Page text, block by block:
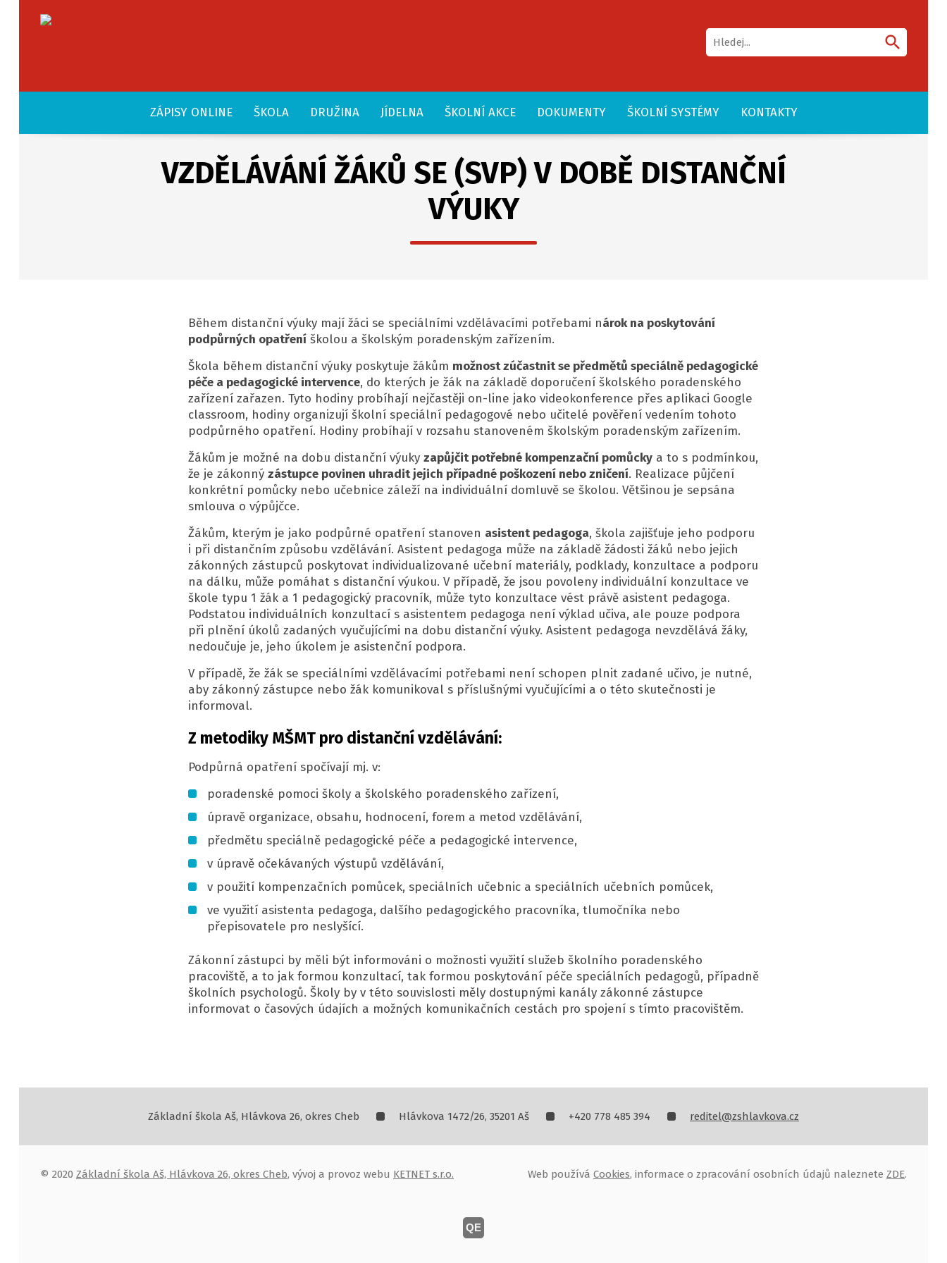
search
ZÁPISY ONLINE ŠKOLA DRUŽINA JÍDELNA ŠKOLNÍ AKCE DOKUMENTY ŠKOLNÍ SYSTÉMY KONTAKTY
VZDĚLÁVÁNÍ ŽÁKŮ SE (SVP) V DOBĚ DISTANČNÍ
VÝUKY
Během distanční výuky mají žáci se speciálními vzdělávacími potřebami nárok na poskytování
podpůrných opatření školou a školským poradenským zařízením.
Škola během distanční výuky poskytuje žákům možnost zúčastnit se předmětů speciálně pedagogické
péče a pedagogické intervence, do kterých je žák na základě doporučení školského poradenského
zařízení zařazen. Tyto hodiny probíhají nejčastěji on-line jako videokonference přes aplikaci Google
classroom, hodiny organizují školní speciální pedagogové nebo učitelé pověření vedením tohoto
podpůrného opatření. Hodiny probíhají v rozsahu stanoveném školským poradenským zařízením.
Žákům je možné na dobu distanční výuky zapůjčit potřebné kompenzační pomůcky a to s podmínkou,
že je zákonný zástupce povinen uhradit jejich případné poškození nebo zničení. Realizace půjčení
konkrétní pomůcky nebo učebnice záleží na individuální domluvě se školou. Většinou je sepsána
smlouva o výpůjčce.
Žákům, kterým je jako podpůrné opatření stanoven asistent pedagoga, škola zajišťuje jeho podporu
i při distančním způsobu vzdělávání. Asistent pedagoga může na základě žádosti žáků nebo jejich
zákonných zástupců poskytovat individualizované učební materiály, podklady, konzultace a podporu
na dálku, může pomáhat s distanční výukou. V případě, že jsou povoleny individuální konzultace ve
škole typu 1 žák a 1 pedagogický pracovník, může tyto konzultace vést právě asistent pedagoga.
Podstatou individuálních konzultací s asistentem pedagoga není výklad učiva, ale pouze podpora
při plnění úkolů zadaných vyučujícími na dobu distanční výuky. Asistent pedagoga nevzdělává žáky,
nedoučuje je, jeho úkolem je asistenční podpora.
V případě, že žák se speciálními vzdělávacími potřebami není schopen plnit zadané učivo, je nutné,
aby zákonný zástupce nebo žák komunikoval s příslušnými vyučujícími a o této skutečnosti je
informoval.
Z metodiky MŠMT pro distanční vzdělávání:
Podpůrná opatření spočívají mj. v:
poradenské pomoci školy a školského poradenského zařízení,
úpravě organizace, obsahu, hodnocení, forem a metod vzdělávání,
předmětu speciálně pedagogické péče a pedagogické intervence,
v úpravě očekávaných výstupů vzdělávání,
v použití kompenzačních pomůcek, speciálních učebnic a speciálních učebních pomůcek,
ve využití asistenta pedagoga, dalšího pedagogického pracovníka, tlumočníka nebo
přepisovatele pro neslyšící.
Zákonní zástupci by měli být informováni o možnosti využití služeb školního poradenského
pracoviště, a to jak formou konzultací, tak formou poskytování péče speciálních pedagogů, případně
školních psychologů. Školy by v této souvislosti měly dostupnými kanály zákonné zástupce
informovat o časových údajích a možných komunikačních cestách pro spojení s tímto pracovištěm.
Základní škola Aš, Hlávkova 26, okres Cheb Hlávkova 1472/26, 35201 Aš +420 778 485 394 reditel@zshlavkova.cz
© 2020 Základní škola Aš, Hlávkova 26, okres Cheb, vývoj a provoz webu KETNET s.r.o. Web používá Cookies, informace o zpracování osobních údajů naleznete ZDE.
QE